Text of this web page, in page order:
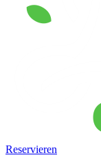
Reservieren